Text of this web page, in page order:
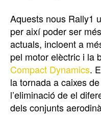
Aquests nous Rally1
per així poder ser
actuals, incloent a
pel motor elèctric i la
Compact Dynamics.
la tornada a caixes
l’eliminació de el
dels conjunts